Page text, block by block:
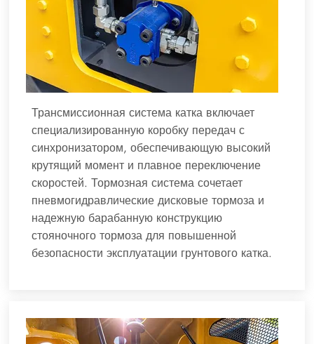
Трансмиссионная система катка включает
специализированную коробку передач с
синхронизатором, обеспечивающую высокий
крутящий момент и плавное переключение
скоростей. Тормозная система сочетает
пневмогидравлические дисковые тормоза и
надежную барабанную конструкцию
стояночного тормоза для повышенной
безопасности эксплуатации грунтового катка.